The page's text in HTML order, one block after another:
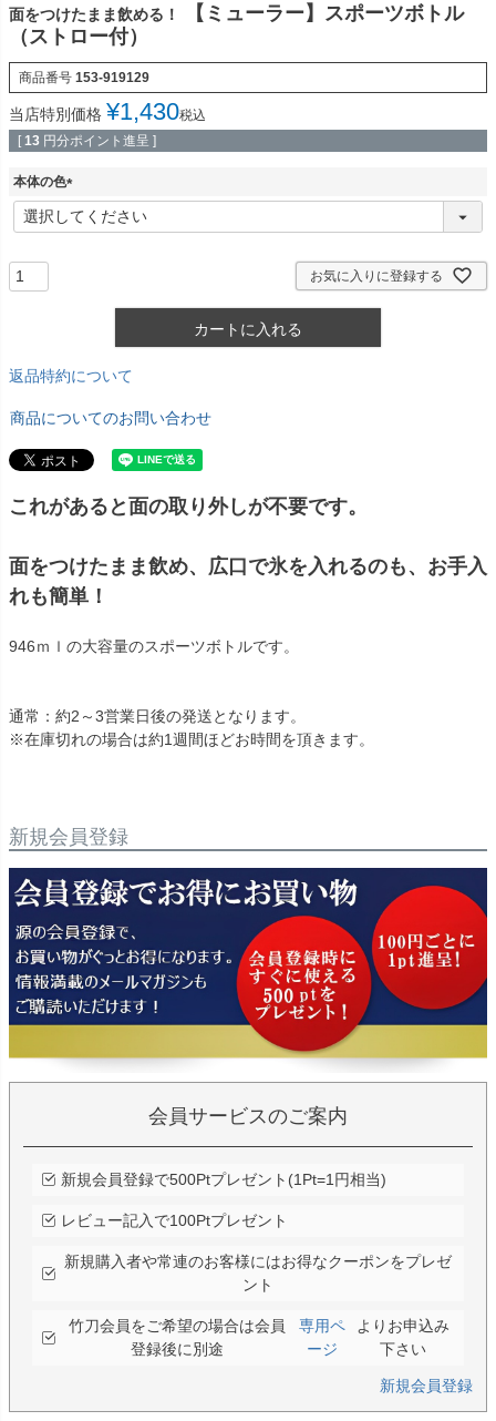
面をつけたまま飲める！
【ミューラー】スポーツボトル
（ストロー付）
商品番号 153-919129
当店特別価格 ¥1,430税込
[ 13 円分ポイント進呈 ]
本体の色
(
必
お気に入りに登録する
カートに入れる
返品特約について
商品についてのお問い合わせ
これがあると面の取り外しが不要です。
面をつけたまま飲め、広口で氷を入れるのも、お手入
れも簡単！
946ｍｌの大容量のスポーツボトルです。
通常：約2～3営業日後の発送となります。
※在庫切れの場合は約1週間ほどお時間を頂きます。
新規会員登録
会員サービスのご案内
新規会員登録で500Ptプレゼント(1Pt=1円相当)
レビュー記入で100Ptプレゼント
新規購入者や常連のお客様にはお得なクーポンをプレゼ
ント
竹刀会員をご希望の場合は会員
登録後に別途
専用ペ
ージ
よりお申込み
下さい
新規会員登録